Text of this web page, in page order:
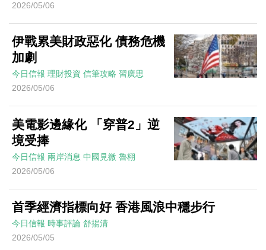
2026/05/06
伊戰累美財政惡化 債務危機
加劇
今日信報 理財投資 信筆攻略 習廣思
2026/05/06
美電影邊緣化 「穿普2」逆
境受捧
今日信報 兩岸消息 中國見微 魯栩
2026/05/06
首季經濟指標向好 香港風浪中穩步行
今日信報 時事評論 舒揚清
2026/05/05